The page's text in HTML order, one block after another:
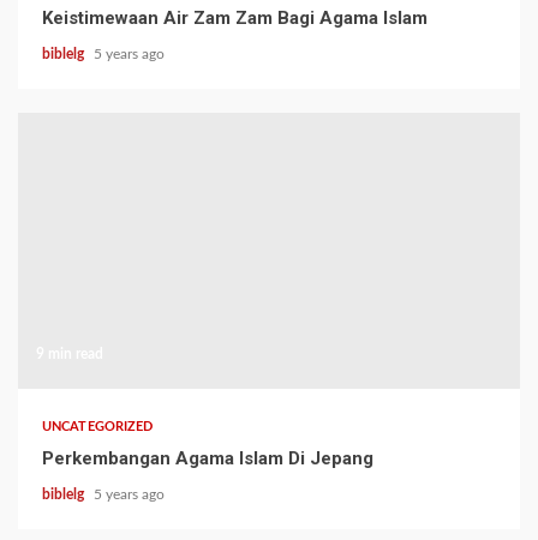
Keistimewaan Air Zam Zam Bagi Agama Islam
biblelg 5 years ago
UNCATEGORIZED
Perkembangan Agama Islam Di Jepang
biblelg 5 years ago